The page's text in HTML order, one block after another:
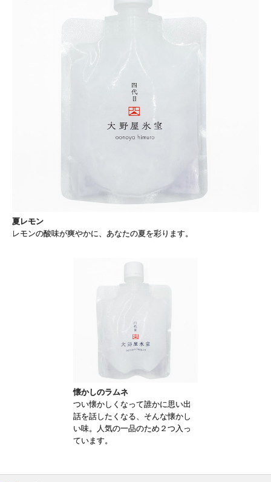
夏レモン
レモンの酸味が爽やかに、あなたの夏を彩ります。
懐かしのラムネ
つい懐かしくなって誰かに思い出
話を話したくなる、そんな懐かし
い味。人気の一品のため２つ入っ
ています。